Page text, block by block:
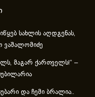
სახლის აღდგენას,
ვაშალომიძე
მაგარ ქართველს!“ –
და ჩემი ბრალია..